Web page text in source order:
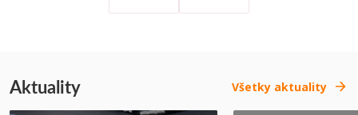
Aktuality Všetky aktuality